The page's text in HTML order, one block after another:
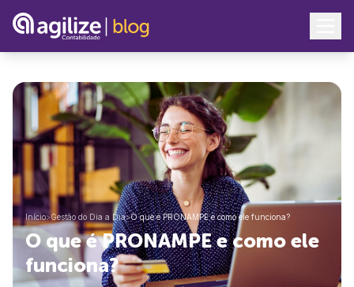
Início>Gestão do Dia a Dia>O que é PRONAMPE e como ele funciona?
O que é PRONAMPE e como ele
funciona?